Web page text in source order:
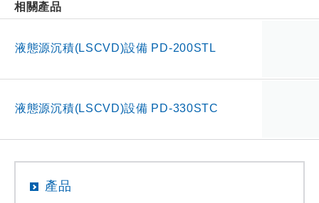
相關產品
液態源沉積(LSCVD)設備 PD-200STL
液態源沉積(LSCVD)設備 PD-330STC
產品